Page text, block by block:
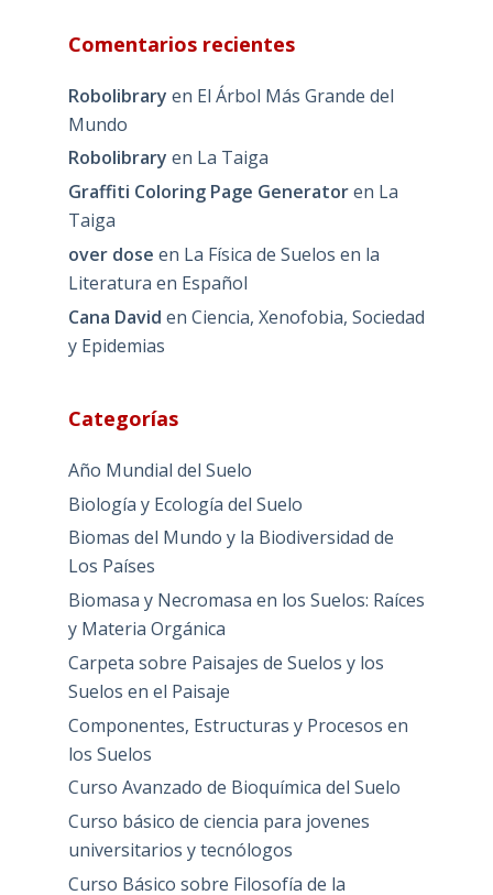
Comentarios recientes
Robolibrary en El Árbol Más Grande del
Mundo
Robolibrary en La Taiga
Graffiti Coloring Page Generatoren La
Taiga
over dose en La Física de Suelos en la
Literatura en Español
Cana David en Ciencia, Xenofobia, Sociedad
y Epidemias
Categorías
Año Mundial del Suelo
Biología y Ecología del Suelo
Biomas del Mundo y la Biodiversidad de
Los Países
Biomasa y Necromasa en los Suelos: Raíces
y Materia Orgánica
Carpeta sobre Paisajes de Suelos y los
Suelos en el Paisaje
Componentes, Estructuras y Procesos en
los Suelos
Curso Avanzado de Bioquímica del Suelo
Curso básico de ciencia para jovenes
universitarios y tecnólogos
Curso Básico sobre Filosofía de la